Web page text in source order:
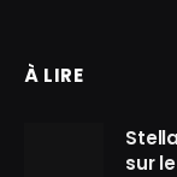
À LIRE
sur